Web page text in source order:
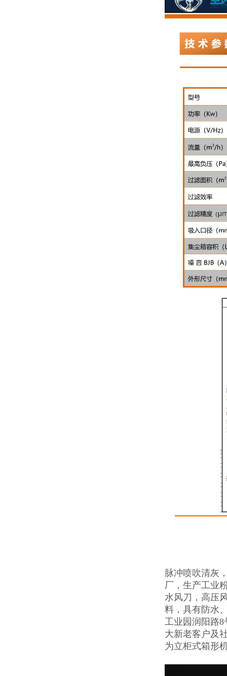
脉冲喷吹清灰
厂，生产工业
水风刀，高压
料，具有防水
工业园润阳路
大新老客户及
为立柜式箱形